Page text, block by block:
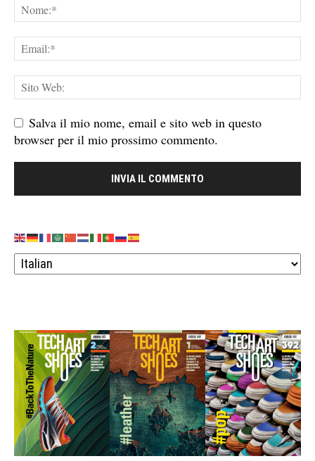
Salva il mio nome, email e sito web in questo
browser per il mio prossimo commento.